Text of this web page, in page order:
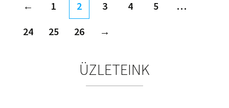
← 1 2 3 4 5
…
24
25 26 →
ÜZLETEINK